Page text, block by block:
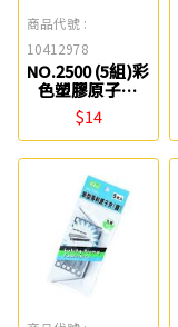
商品代號 :
10412978
NO.2500 (5組)彩
色塑膠原子夾
Life
$14